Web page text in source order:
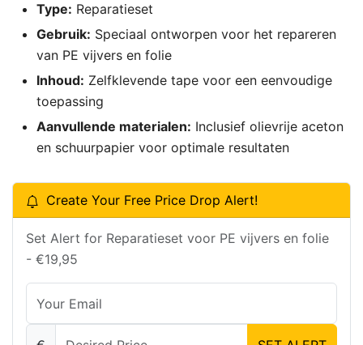
Type: Reparatieset
Gebruik: Speciaal ontworpen voor het repareren
van PE vijvers en folie
Inhoud: Zelfklevende tape voor een eenvoudige
toepassing
Aanvullende materialen: Inclusief olievrije aceton
en schuurpapier voor optimale resultaten
Create Your Free Price Drop Alert!
Set Alert for Reparatieset voor PE vijvers en folie
- €19,95